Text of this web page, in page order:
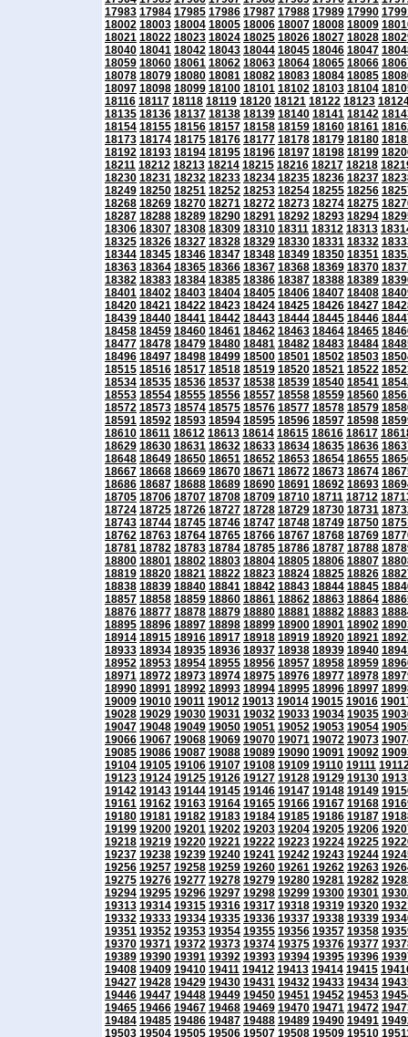
17983 17984 17985 17986 17987 17988 17989 17990
18002 18003 18004 18005 18006 18007 18008 18009
18021 18022 18023 18024 18025 18026 18027 18028
18040 18041 18042 18043 18044 18045 18046 18047
18059 18060 18061 18062 18063 18064 18065 18066
18078 18079 18080 18081 18082 18083 18084 18085
18097 18098 18099 18100 18101 18102 18103 18104
18116 18117 18118 18119 18120 18121 18122 18123
18135 18136 18137 18138 18139 18140 18141 18142
18154 18155 18156 18157 18158 18159 18160 18161
18173 18174 18175 18176 18177 18178 18179 18180
18192 18193 18194 18195 18196 18197 18198 18199
18211 18212 18213 18214 18215 18216 18217 18218
18230 18231 18232 18233 18234 18235 18236 18237
18249 18250 18251 18252 18253 18254 18255 18256
18268 18269 18270 18271 18272 18273 18274 18275
18287 18288 18289 18290 18291 18292 18293 18294
18306 18307 18308 18309 18310 18311 18312 18313
18325 18326 18327 18328 18329 18330 18331 18332
18344 18345 18346 18347 18348 18349 18350 18351
18363 18364 18365 18366 18367 18368 18369 18370
18382 18383 18384 18385 18386 18387 18388 18389
18401 18402 18403 18404 18405 18406 18407 18408
18420 18421 18422 18423 18424 18425 18426 18427
18439 18440 18441 18442 18443 18444 18445 18446
18458 18459 18460 18461 18462 18463 18464 18465
18477 18478 18479 18480 18481 18482 18483 18484
18496 18497 18498 18499 18500 18501 18502 18503
18515 18516 18517 18518 18519 18520 18521 18522
18534 18535 18536 18537 18538 18539 18540 18541
18553 18554 18555 18556 18557 18558 18559 18560
18572 18573 18574 18575 18576 18577 18578 18579
18591 18592 18593 18594 18595 18596 18597 18598
18610 18611 18612 18613 18614 18615 18616 18617
18629 18630 18631 18632 18633 18634 18635 18636
18648 18649 18650 18651 18652 18653 18654 18655
18667 18668 18669 18670 18671 18672 18673 18674
18686 18687 18688 18689 18690 18691 18692 18693
18705 18706 18707 18708 18709 18710 18711 18712
18724 18725 18726 18727 18728 18729 18730 18731
18743 18744 18745 18746 18747 18748 18749 18750
18762 18763 18764 18765 18766 18767 18768 18769
18781 18782 18783 18784 18785 18786 18787 18788
18800 18801 18802 18803 18804 18805 18806 18807
18819 18820 18821 18822 18823 18824 18825 18826
18838 18839 18840 18841 18842 18843 18844 18845
18857 18858 18859 18860 18861 18862 18863 18864
18876 18877 18878 18879 18880 18881 18882 18883
18895 18896 18897 18898 18899 18900 18901 18902
18914 18915 18916 18917 18918 18919 18920 18921
18933 18934 18935 18936 18937 18938 18939 18940
18952 18953 18954 18955 18956 18957 18958 18959
18971 18972 18973 18974 18975 18976 18977 18978
18990 18991 18992 18993 18994 18995 18996 18997
19009 19010 19011 19012 19013 19014 19015 19016
19028 19029 19030 19031 19032 19033 19034 19035
19047 19048 19049 19050 19051 19052 19053 19054
19066 19067 19068 19069 19070 19071 19072 19073
19085 19086 19087 19088 19089 19090 19091 19092
19104 19105 19106 19107 19108 19109 19110 19111
19123 19124 19125 19126 19127 19128 19129 19130
19142 19143 19144 19145 19146 19147 19148 19149
19161 19162 19163 19164 19165 19166 19167 19168
19180 19181 19182 19183 19184 19185 19186 19187
19199 19200 19201 19202 19203 19204 19205 19206
19218 19219 19220 19221 19222 19223 19224 19225
19237 19238 19239 19240 19241 19242 19243 19244
19256 19257 19258 19259 19260 19261 19262 19263
19275 19276 19277 19278 19279 19280 19281 19282
19294 19295 19296 19297 19298 19299 19300 19301
19313 19314 19315 19316 19317 19318 19319 19320
19332 19333 19334 19335 19336 19337 19338 19339
19351 19352 19353 19354 19355 19356 19357 19358
19370 19371 19372 19373 19374 19375 19376 19377
19389 19390 19391 19392 19393 19394 19395 19396
19408 19409 19410 19411 19412 19413 19414 19415
19427 19428 19429 19430 19431 19432 19433 19434
19446 19447 19448 19449 19450 19451 19452 19453
19465 19466 19467 19468 19469 19470 19471 19472
19484 19485 19486 19487 19488 19489 19490 19491
19503 19504 19505 19506 19507 19508 19509 19510